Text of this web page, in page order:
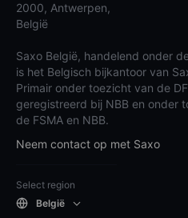
2000, Antwerpen,
België
Saxo België, handelend onder
is het Belgisch bijkantoor van
Primair onder toezicht van de
geregistreerd bij NBB en onder
de FSMA en NBB.
Neem contact op met Saxo
Select region
België